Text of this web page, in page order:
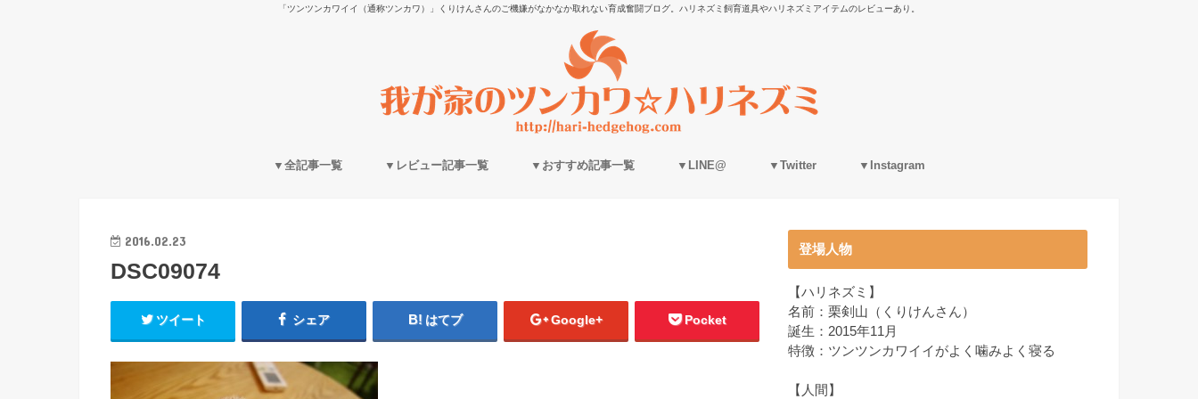
「ツンツンカワイイ（通称ツンカワ）」くりけんさんのご機嫌がなかなか取れない育成奮闘ブログ。ハリネズミ飼育道具やハリネズミアイテムのレビューあり。
▼全記事一覧 ▼レビュー記事一覧 ▼おすすめ記事一覧 ▼LINE@ ▼Twitter ▼Instagram
2016.02.23
DSC09074
ツイート シェア はてブ Google+ Pocket
登場人物
【ハリネズミ】
名前：栗剣山（くりけんさん）
誕生：2015年11月
特徴：ツンツンカワイイがよく噛みよく寝る
【人間】